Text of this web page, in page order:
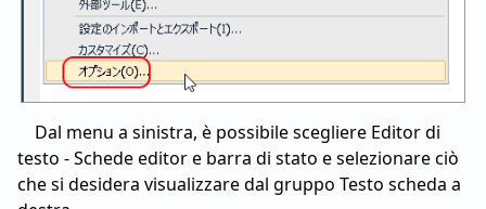
Dal menu a sinistra, è possibile scegliere Editor di
testo - Schede editor e barra di stato e selezionare ciò
che si desidera visualizzare dal gruppo Testo scheda a